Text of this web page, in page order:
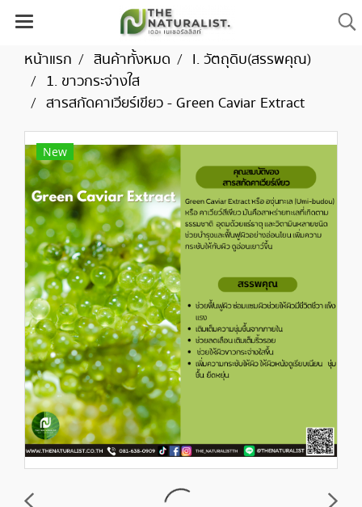
หน้าแรก สินค้าทั้งหมด
I. วัตถุดิบ(สรรพคุณ)
1. ขาวกระจ่างใส
สารสกัดคาเวียร์เขียว - Green Caviar Extract
New